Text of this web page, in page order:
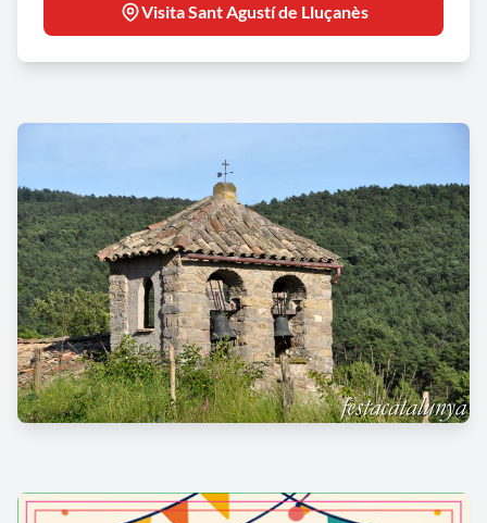
Visita Sant Agustí de Lluçanès